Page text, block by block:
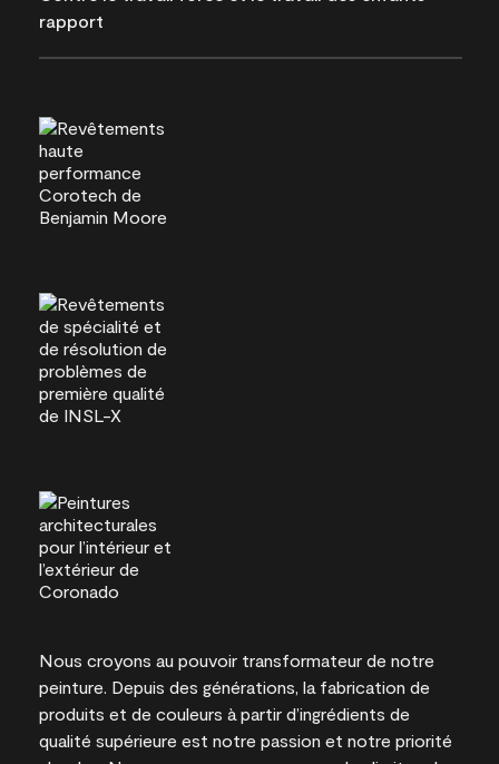
rapport
Nous croyons au pouvoir transformateur de notre
peinture. Depuis des générations, la fabrication de
produits et de couleurs à partir d’ingrédients de
qualité supérieure est notre passion et notre priorité